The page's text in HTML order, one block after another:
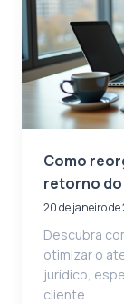
Como
retorno
20 de janeiro
Descubra
otimizar o
jurídico,
cliente